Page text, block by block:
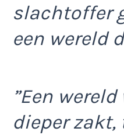
slachtoffer
een wereld
”Een
dieper zakt,